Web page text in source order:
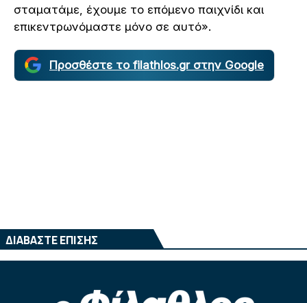
σταματάμε, έχουμε το επόμενο παιχνίδι και
επικεντρωνόμαστε μόνο σε αυτό».
Προσθέστε το filathlos.gr στην Google
ΔΙΑΒΑΣΤΕ ΕΠΙΣΗΣ